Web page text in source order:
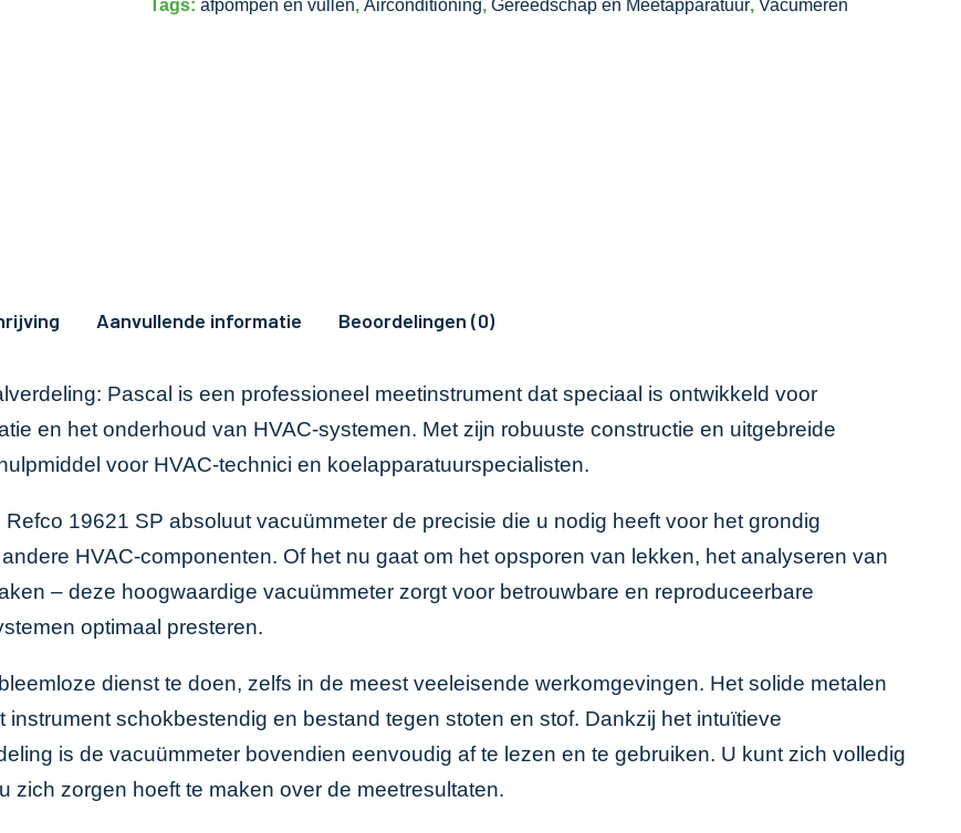
Tags: afpompen en vullen, Airconditioning, Gereedschap en Meetapparatuur, Vacumeren
Aanvullende informatie Beoordelingen (0)
Pascal is een professioneel meetinstrument dat speciaal is ontwikkeld voor
en het onderhoud van HVAC-systemen. Met zijn robuuste constructie en uitgebreide
voor HVAC-technici en koelapparatuurspecialisten.
19621 SP absoluut vacuümmeter de precisie die u nodig heeft voor het grondig
HVAC-componenten. Of het nu gaat om het opsporen van lekken, het analyseren van
– deze hoogwaardige vacuümmeter zorgt voor betrouwbare en reproduceerbare
optimaal presteren.
dienst te doen, zelfs in de meest veeleisende werkomgevingen. Het solide metalen
schokbestendig en bestand tegen stoten en stof. Dankzij het intuïtieve
is de vacuümmeter bovendien eenvoudig af te lezen en te gebruiken. U kunt zich volledig
zorgen hoeft te maken over de meetresultaten.